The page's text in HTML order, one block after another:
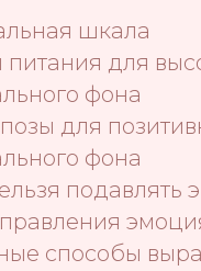
шкала
для
фона
для
фона
подавлять
способы